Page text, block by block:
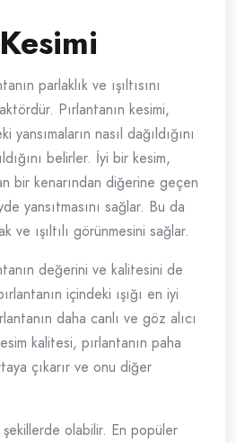
parlaklık ve ışıltısını
Pırlantanın kesimi,
yansımaların nasıl dağıldığını
belirler. İyi bir kesim,
bir kenarından diğerine geçen
yansıtmasını sağlar. Bu da
ve ışıltılı görünmesini sağlar.
değerini ve kalitesini de
içindeki ışığı en iyi
daha canlı ve göz alıcı
kalitesi, pırlantanın paha
çıkarır ve onu diğer
şekillerde olabilir. En popüler